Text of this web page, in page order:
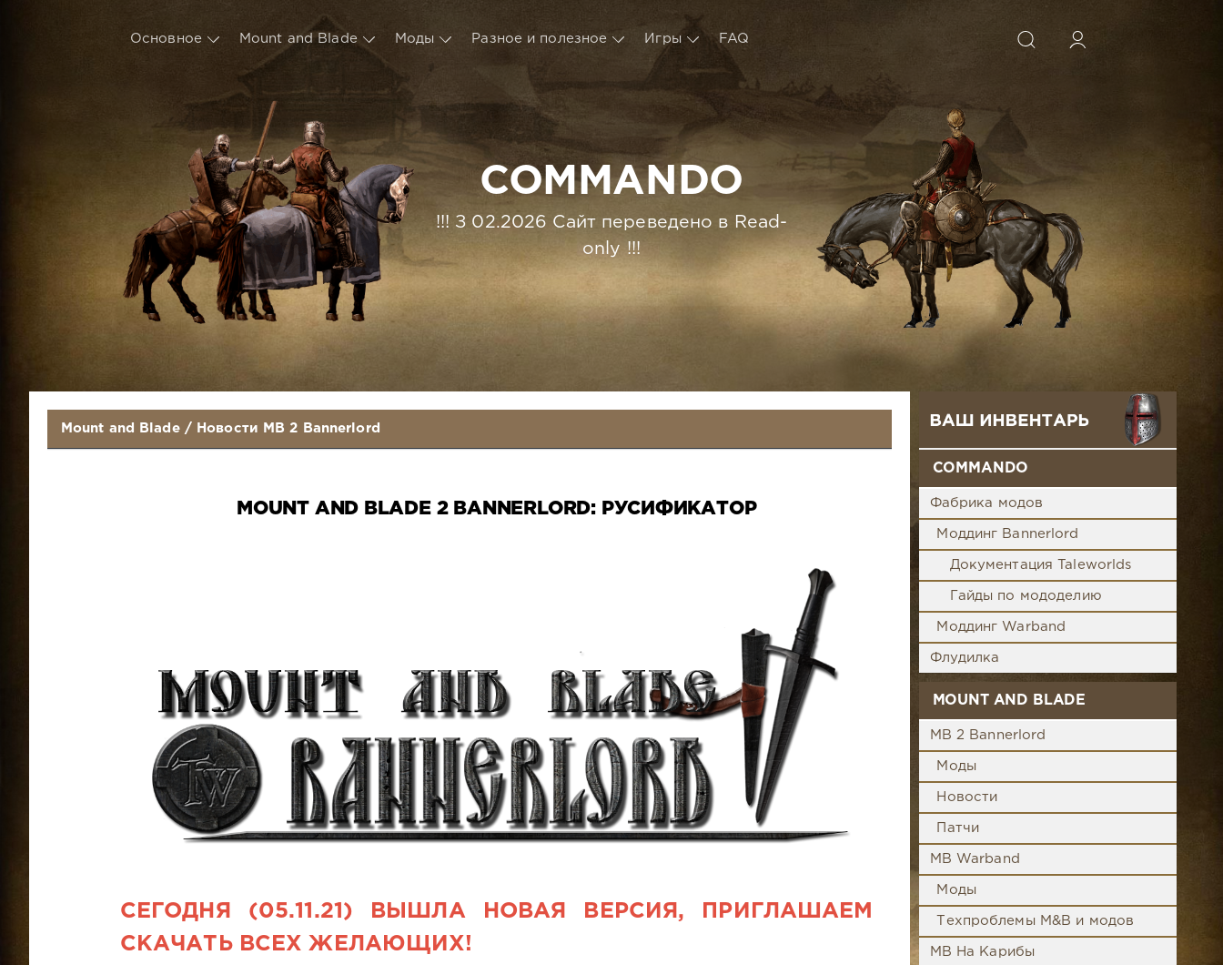
Основное Mount and Blade Моды Разное и полезное Игры FAQ
COMMANDO
!!! З 02.2026 Сайт переведено в Read-
only !!!
Mount and Blade/ Новости MB 2 Bannerlord
MOUNT AND BLADE 2 BANNERLORD: РУСИФИКАТОР
СЕГОДНЯ (05.11.21) ВЫШЛА НОВАЯ ВЕРСИЯ, ПРИГЛАШАЕМ
СКАЧАТЬ ВСЕХ ЖЕЛАЮЩИХ!
COMMANDO
Фабрика модов
Моддинг Bannerlord
Документация Taleworlds
Гайды по мододелию
Моддинг Warband
Флудилка
MOUNT AND BLADE
MB 2 Bannerlord
Моды
Новости
Патчи
MB Warband
Моды
Техпроблемы M&B и модов
MB На Карибы